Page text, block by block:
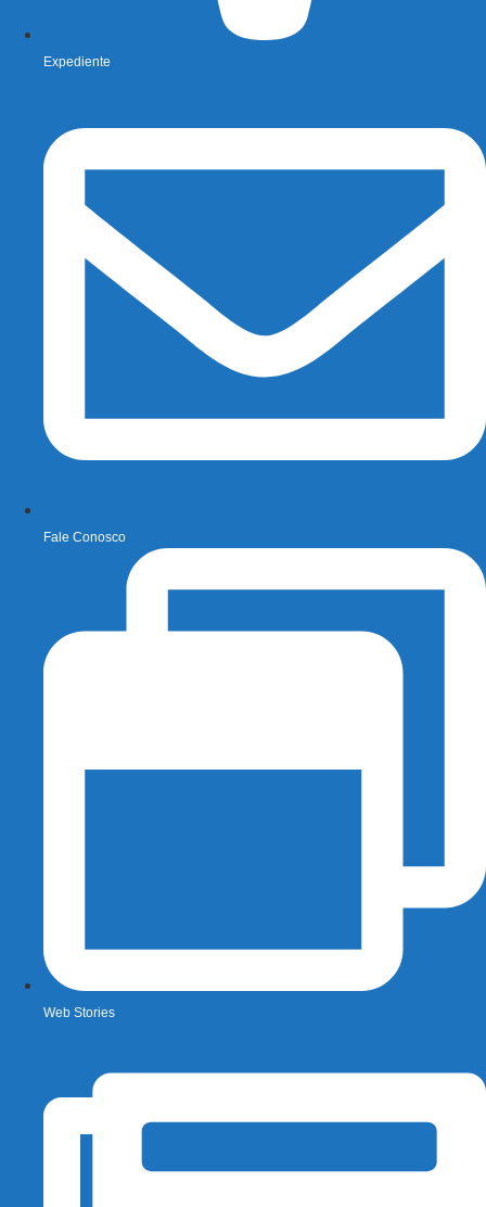
Expediente
Fale Conosco
Web Stories